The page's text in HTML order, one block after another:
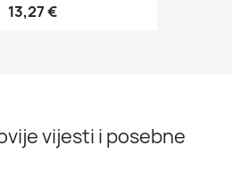
13,27 €
vijesti i posebne